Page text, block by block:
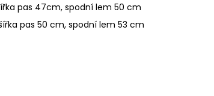
47cm, spodní lem 50 cm
pas 50 cm, spodní lem 53 cm